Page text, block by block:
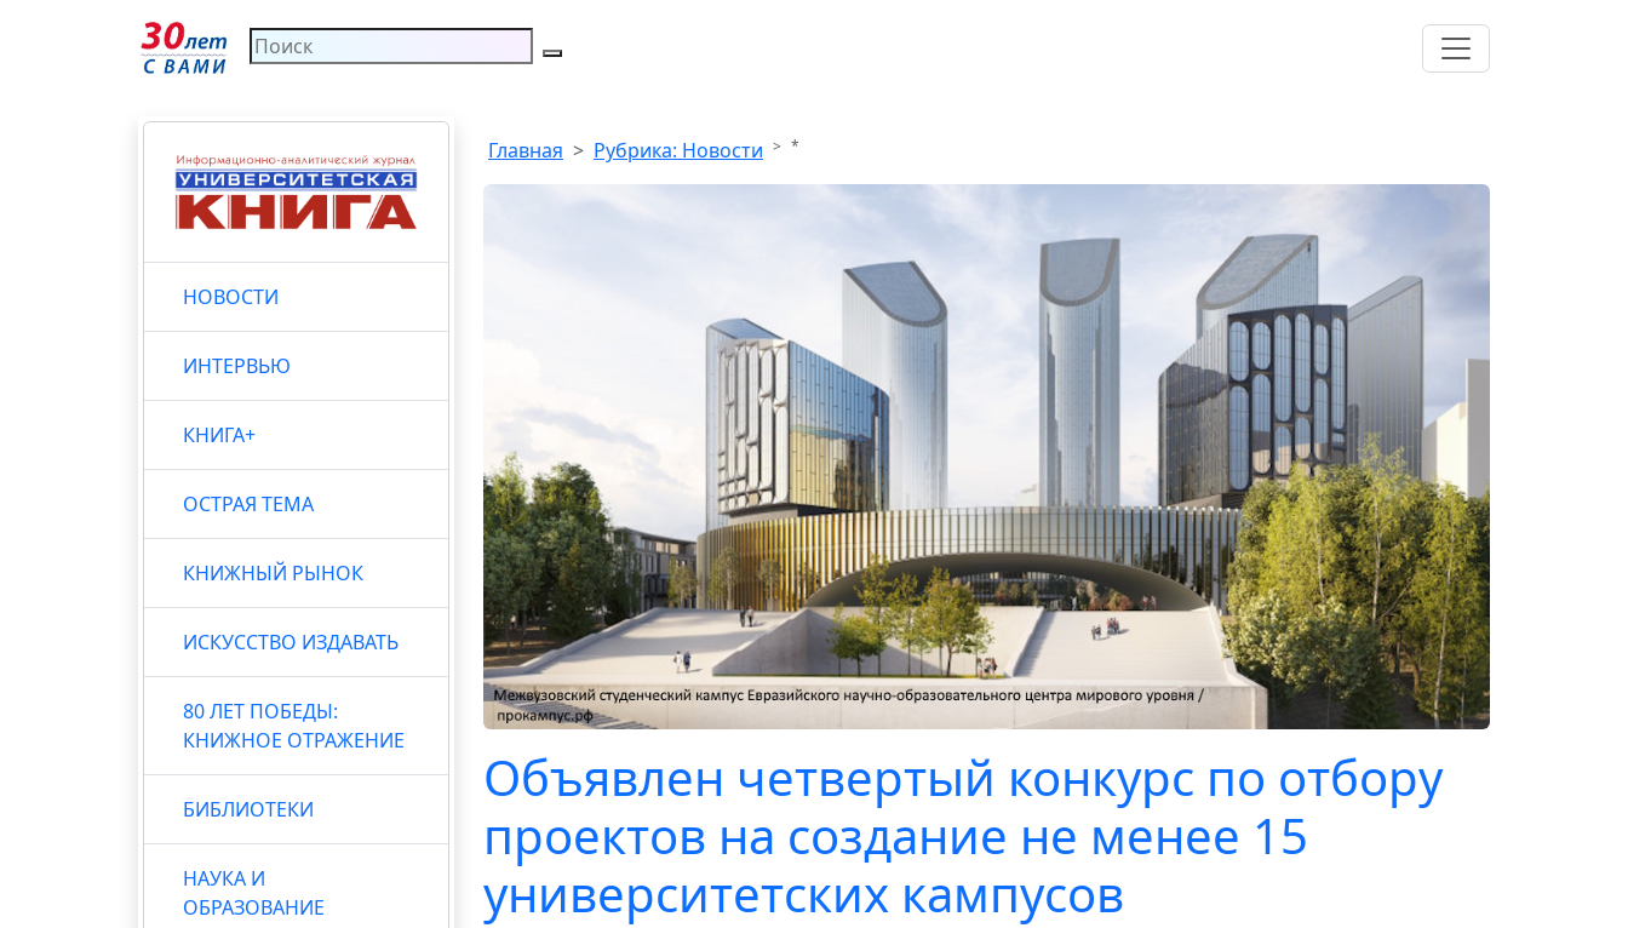
НОВОСТИ
ИНТЕРВЬЮ
КНИГА+
ОСТРАЯ ТЕМА
КНИЖНЫЙ РЫНОК
ИСКУССТВО ИЗДАВАТЬ
80 ЛЕТ ПОБЕДЫ:
КНИЖНОЕ ОТРАЖЕНИЕ
БИБЛИОТЕКИ
НАУКА И
ОБРАЗОВАНИЕ
Главная Рубрика: Новости *
Объявлен четвертый конкурс по отбору
проектов на создание не менее 15
университетских кампусов